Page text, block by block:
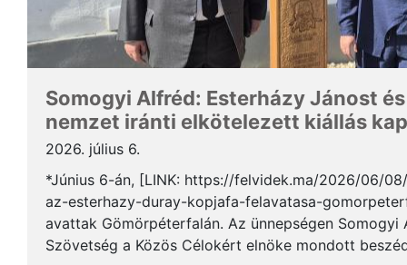
Somogyi Alfréd: Esterházy Jánost
nemzet iránti elkötelezett kiállás
2026. július 6.
*Június 6-án, [LINK: https://felvidek.ma/2026/06/
az-esterhazy-duray-kopjafa-felavatasa-
avattak Gömörpéterfalán. Az ünnepségen
Szövetség a Közös Célokért elnöke mondott